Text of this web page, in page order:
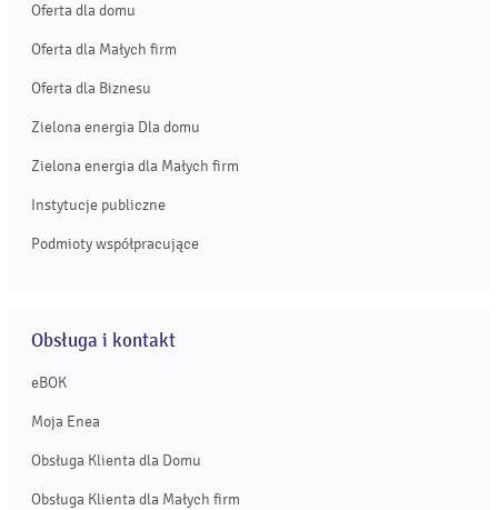
Oferta dla domu
Oferta dla Małych firm
Oferta dla Biznesu
Zielona energia Dla domu
Zielona energia dla Małych firm
Instytucje publiczne
Podmioty współpracujące
Obsługa i kontakt
eBOK
Moja Enea
Obsługa Klienta dla Domu
Obsługa Klienta dla Małych firm